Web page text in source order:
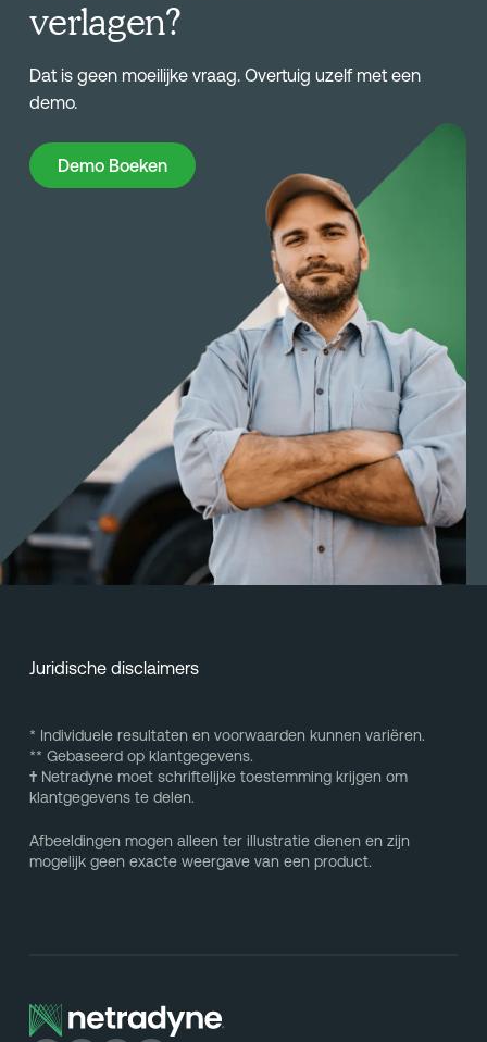
verlagen?
Dat is geen moeilijke vraag. Overtuig uzelf met een
demo.
Demo Boeken
Demo Boeken
Juridische disclaimers
* Individuele resultaten en voorwaarden kunnen variëren.
** Gebaseerd op klantgegevens.
†Netradyne moet schriftelijke toestemming krijgen om
klantgegevens te delen.
Afbeeldingen mogen alleen ter illustratie dienen en zijn
mogelijk geen exacte weergave van een product.